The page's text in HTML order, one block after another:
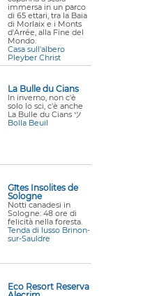
immersa in un parco
di 65 ettari, tra la Baia
di Morlaix e i Monts
d'Arrée, alla Fine del
Mondo.
Casa sull'albero
Pleyber Christ
La Bulle du Cians
In inverno, non c'è
solo lo sci, c'è anche
La Bulle du Cians ツ
Bolla Beuil
Gîtes Insolites de
Sologne
Notti canadesi in
Sologne: 48 ore di
felicità nella foresta.
Tenda di lusso Brinon-
sur-Sauldre
Eco Resort Reserva